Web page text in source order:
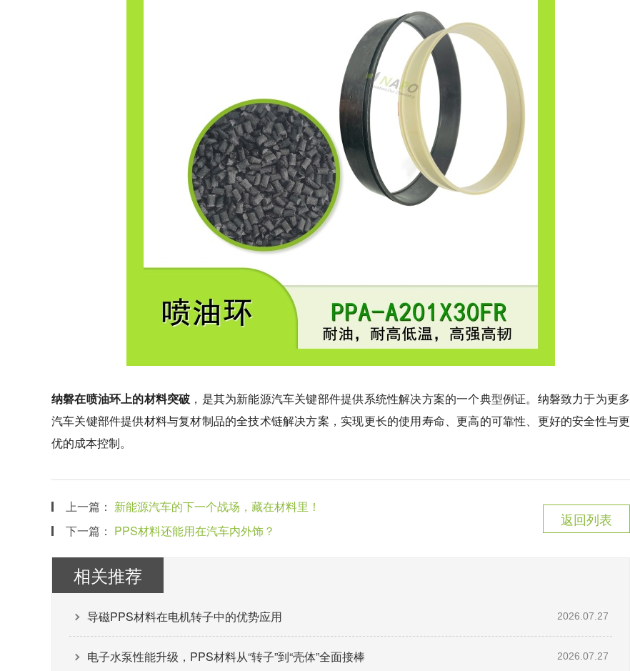
纳磐在喷油环上的材料突破 ，是其为新能源汽车关键部件提供系统性解决方案的一个典型例证。纳磐致力于为更多
汽车关键部件提供材料与复材制品的全技术链解决方案，实现更长的使用寿命、更高的可靠性、更好的安全性与更
优的成本控制。
上一篇： 新能源汽车的下一个战场，藏在材料里！
下一篇： PPS材料还能用在汽车内外饰？
返回列表
相关推荐
导磁PPS材料在电机转子中的优势应用 2026.07.27
电子水泵性能升级，PPS材料从“转子”到“壳体”全面接棒 2026.07.27